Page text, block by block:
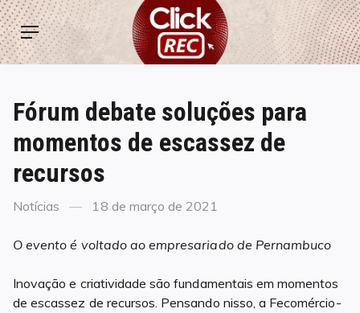
Skip
to
content
ClickREC
Menu
Fórum debate soluções para
momentos de escassez de
recursos
Categories
Notícias
Posted
18 de março de 2021
O evento é voltado ao empresariado de Pernambuco
Inovação e criatividade são fundamentais em momentos
de escassez de recursos. Pensando nisso, a Fecomércio-